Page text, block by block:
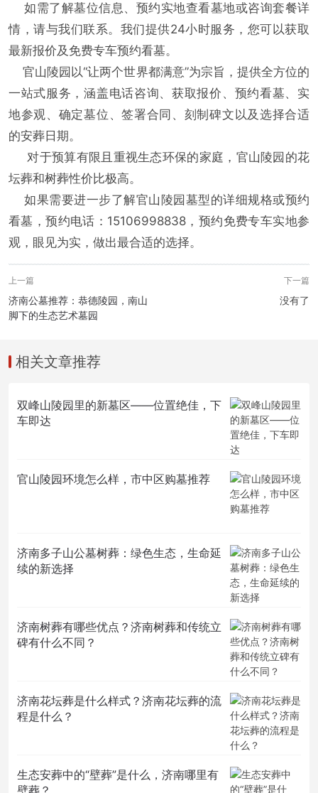
如需了解墓位信息、预约实地查看墓地或咨询套餐详
情，请与我们联系。我们提供24小时服务，您可以获取
最新报价及免费专车预约看墓。
官山陵园以“让两个世界都满意”为宗旨，提供全方位的
一站式服务，涵盖电话咨询、获取报价、预约看墓、实
地参观、确定墓位、签署合同、刻制碑文以及选择合适
的安葬日期。
对于预算有限且重视生态环保的家庭，官山陵园的花
坛葬和树葬性价比极高。
如果需要进一步了解官山陵园墓型的详细规格或预约
看墓，预约电话：15106998838，预约免费专车实地参
观，眼见为实，做出最合适的选择。
上一篇
济南公墓推荐：恭德陵园，南山
脚下的生态艺术墓园
下一篇
没有了
相关文章推荐
双峰山陵园里的新墓区——位置绝佳，下
车即达
官山陵园环境怎么样，市中区购墓推荐
济南多子山公墓树葬：绿色生态，生命延
续的新选择
济南树葬有哪些优点？济南树葬和传统立
碑有什么不同？
济南花坛葬是什么样式？济南花坛葬的流
程是什么？
生态安葬中的“壁葬”是什么，济南哪里有
壁葬？